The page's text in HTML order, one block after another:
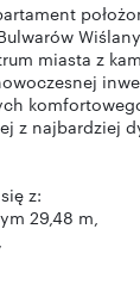
miasta z
z najbardziej
z:
29,48 m,